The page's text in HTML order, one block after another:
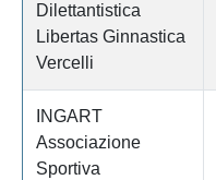
Dilettantistica
Libertas Ginnastica
Vercelli
INGART
Associazione
Sportiva